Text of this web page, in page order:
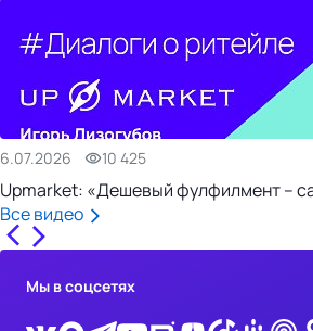
6.07.2026 10 425
Upmarket: «Дешевый фулфилмент –
Все видео
Мы в соцсетях